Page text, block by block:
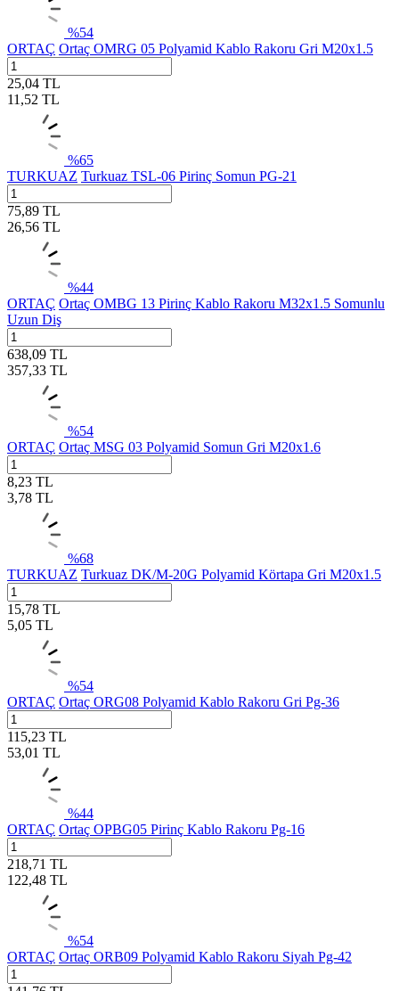
%54
ORTAÇ Ortaç OMRG 05 Polyamid Kablo Rakoru Gri M20x1.5
25,04 TL
11,52 TL
%65
TURKUAZ Turkuaz TSL-06 Pirinç Somun PG-21
75,89 TL
26,56 TL
%44
ORTAÇ Ortaç OMBG 13 Pirinç Kablo Rakoru M32x1.5 Somunlu
Uzun Diş
638,09 TL
357,33 TL
%54
ORTAÇ Ortaç MSG 03 Polyamid Somun Gri M20x1.6
8,23 TL
3,78 TL
%68
TURKUAZ Turkuaz DK/M-20G Polyamid Körtapa Gri M20x1.5
15,78 TL
5,05 TL
%54
ORTAÇ Ortaç ORG08 Polyamid Kablo Rakoru Gri Pg-36
115,23 TL
53,01 TL
%44
ORTAÇ Ortaç OPBG05 Pirinç Kablo Rakoru Pg-16
218,71 TL
122,48 TL
%54
ORTAÇ Ortaç ORB09 Polyamid Kablo Rakoru Siyah Pg-42